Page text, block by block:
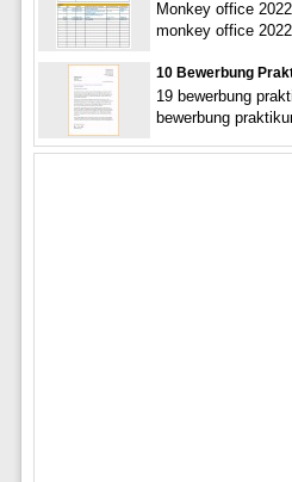
Monkey office
monkey office 2022
10 Bewerbung
19 bewerbung
bewerbung